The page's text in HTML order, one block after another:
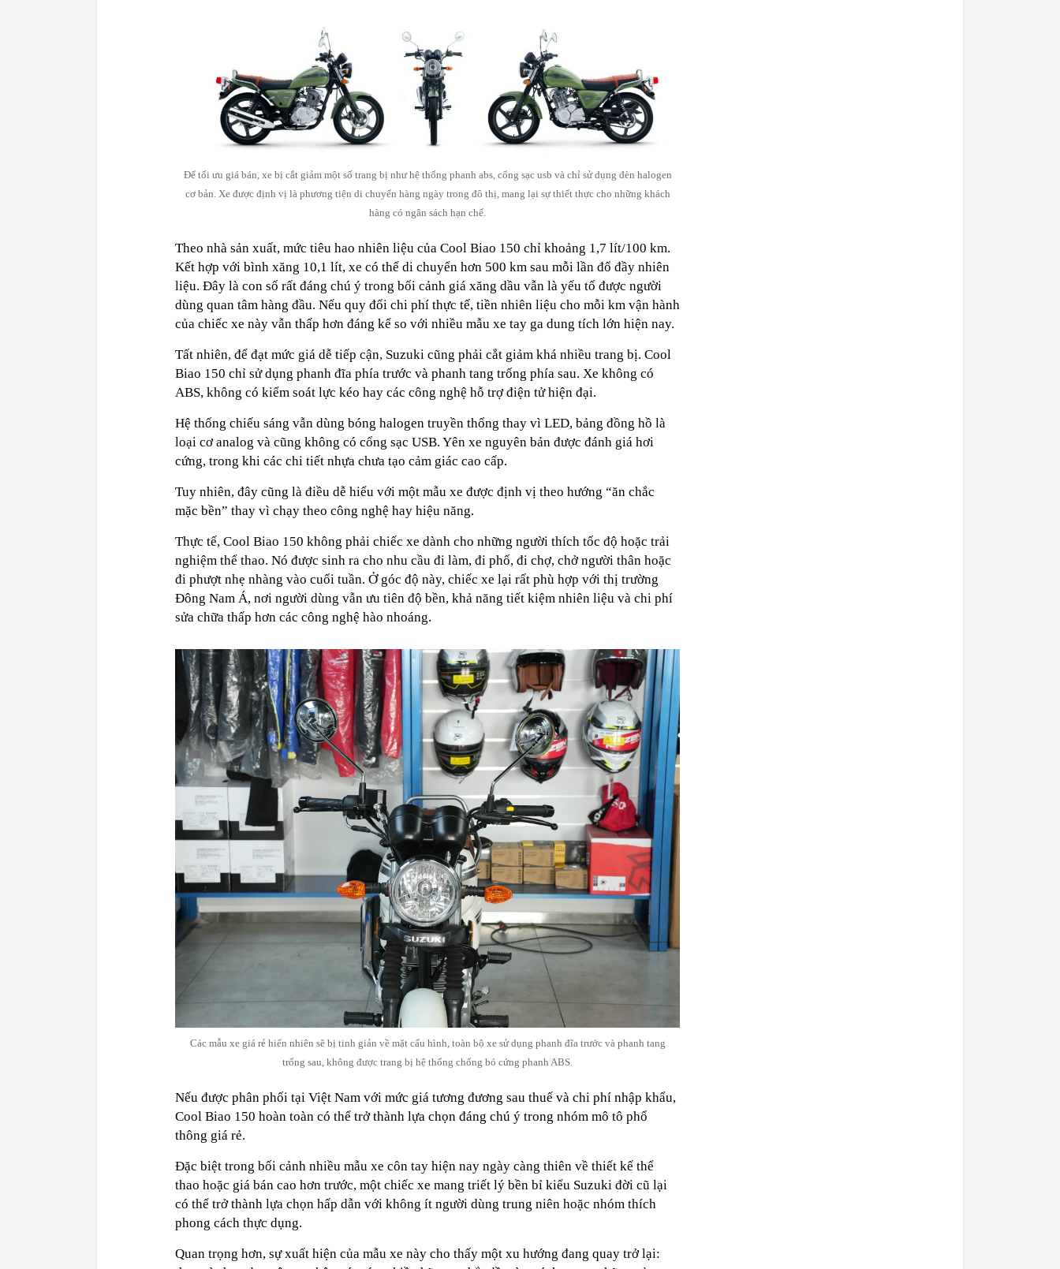
Để tối ưu giá bán, xe bị cắt giảm một số trang bị như hệ thống phanh abs, cổng sạc usb và chỉ sử dụng đèn halogen
cơ bản. Xe được định vị là phương tiện di chuyển hàng ngày trong đô thị, mang lại sự thiết thực cho những khách
hàng có ngân sách hạn chế.
Theo nhà sản xuất, mức tiêu hao nhiên liệu của Cool Biao 150 chỉ khoảng 1,7 lít/100 km.
Kết hợp với bình xăng 10,1 lít, xe có thể di chuyển hơn 500 km sau mỗi lần đổ đầy nhiên
liệu. Đây là con số rất đáng chú ý trong bối cảnh giá xăng dầu vẫn là yếu tố được người
dùng quan tâm hàng đầu. Nếu quy đổi chi phí thực tế, tiền nhiên liệu cho mỗi km vận hành
của chiếc xe này vẫn thấp hơn đáng kể so với nhiều mẫu xe tay ga dung tích lớn hiện nay.
Tất nhiên, để đạt mức giá dễ tiếp cận, Suzuki cũng phải cắt giảm khá nhiều trang bị. Cool
Biao 150 chỉ sử dụng phanh đĩa phía trước và phanh tang trống phía sau. Xe không có
ABS, không có kiểm soát lực kéo hay các công nghệ hỗ trợ điện tử hiện đại.
Hệ thống chiếu sáng vẫn dùng bóng halogen truyền thống thay vì LED, bảng đồng hồ là
loại cơ analog và cũng không có cổng sạc USB. Yên xe nguyên bản được đánh giá hơi
cứng, trong khi các chi tiết nhựa chưa tạo cảm giác cao cấp.
Tuy nhiên, đây cũng là điều dễ hiểu với một mẫu xe được định vị theo hướng “ăn chắc
mặc bền” thay vì chạy theo công nghệ hay hiệu năng.
Thực tế, Cool Biao 150 không phải chiếc xe dành cho những người thích tốc độ hoặc trải
nghiệm thể thao. Nó được sinh ra cho nhu cầu đi làm, đi phố, đi chợ, chở người thân hoặc
đi phượt nhẹ nhàng vào cuối tuần. Ở góc độ này, chiếc xe lại rất phù hợp với thị trường
Đông Nam Á, nơi người dùng vẫn ưu tiên độ bền, khả năng tiết kiệm nhiên liệu và chi phí
sửa chữa thấp hơn các công nghệ hào nhoáng.
Các mẫu xe giá rẻ hiển nhiên sẽ bị tinh giản về mặt cấu hình, toàn bộ xe sử dụng phanh đĩa trước và phanh tang
trống sau, không được trang bị hệ thống chống bó cứng phanh ABS.
Nếu được phân phối tại Việt Nam với mức giá tương đương sau thuế và chi phí nhập khẩu,
Cool Biao 150 hoàn toàn có thể trở thành lựa chọn đáng chú ý trong nhóm mô tô phổ
thông giá rẻ.
Đặc biệt trong bối cảnh nhiều mẫu xe côn tay hiện nay ngày càng thiên về thiết kế thể
thao hoặc giá bán cao hơn trước, một chiếc xe mang triết lý bền bỉ kiểu Suzuki đời cũ lại
có thể trở thành lựa chọn hấp dẫn với không ít người dùng trung niên hoặc nhóm thích
phong cách thực dụng.
Quan trọng hơn, sự xuất hiện của mẫu xe này cho thấy một xu hướng đang quay trở lại: